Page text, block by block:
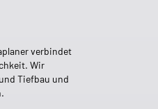
verbindet
Wir
Tiefbau und